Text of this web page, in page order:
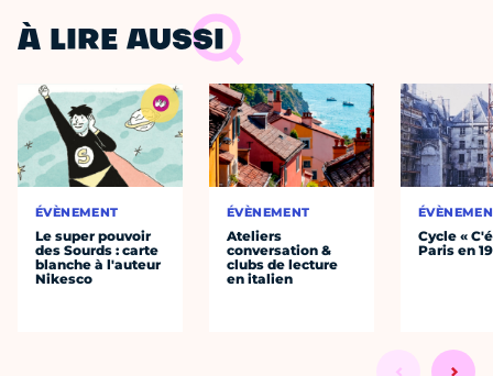
À LIRE AUSSI
ÉVÈNEMENT
Le super pouvoir
des Sourds : carte
blanche à l'auteur
Nikesco
ÉVÈNEMENT
Ateliers
conversation &
clubs de lecture
en italien
Cycle «
Paris en